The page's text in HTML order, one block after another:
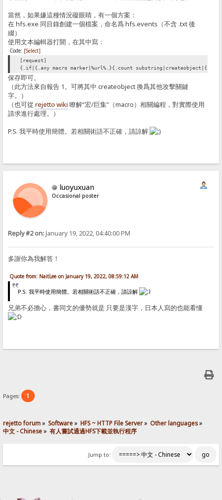
當然，如果嫌這種情況礙眼睛，有一個方案：
在 hfs.exe 同目錄創建一個檔案，命名爲 hfs.events（不含 .txt 後
綴）
使用文本編輯器打開，在其中寫：
Code: [Select]
[request]
{.if|{.any macro marker|%url%.}{.count
保存即可。
（此方法來自報告 1。可將其中 createobject 換爲其他攻擊關鍵
字。）
（也可從rejetto wiki 瞭解“宏/巨集”（macro）相關編程，對實際使用
請求進行處理。）
P.S. 我平時使用簡體。若相關術語不正確，請諒解
luoyuxuan
Occasional poster
Reply #2 on:January 19, 2022, 04:40:00 PM
多謝你為我解答！
Quote from: NaitLee on January 19, 2022, 08:59:12 AM
P.S. 我平時使用簡體。若相關術語不正確，請諒解
兄弟不必擔心，書同文的優勢就是 只要是漢字，日本人寫的也能看懂
Pages: 1
rejetto forum» Software» HFS ~ HTTP File Server» Other languages»
中文 - Chinese» 有人嘗試通過HFS下載並執行程序
Jump to: